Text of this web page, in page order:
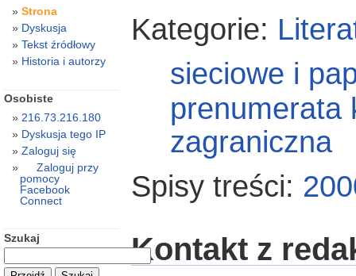
Kategorie:
sieciowe i
prenumerata
zagraniczna
Spisy treści:
Kontakt z
Strona
Dyskusja
Tekst źródłowy
Historia i autorzy
Osobiste
216.73.216.180
Dyskusja tego IP
Zaloguj się
Zaloguj przy
pomocy
Facebook
Connect
Szukaj